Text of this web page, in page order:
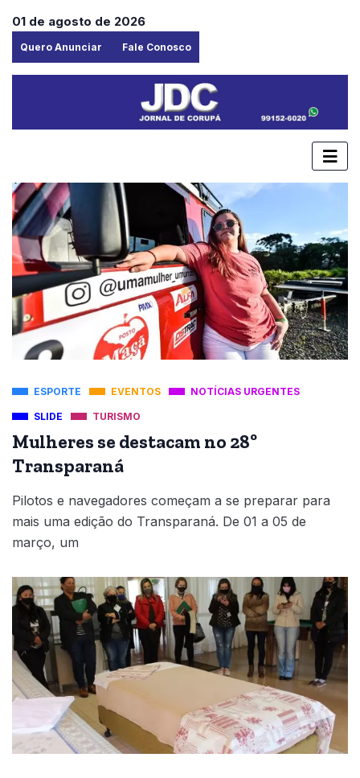
01 de agosto de 2026
Quero Anunciar Fale Conosco
ESPORTE EVENTOS NOTÍCIAS URGENTES
SLIDE TURISMO
Mulheres se destacam no 28º
Transparaná
Pilotos e navegadores começam a se preparar para
mais uma edição do Transparaná. De 01 a 05 de
março, um